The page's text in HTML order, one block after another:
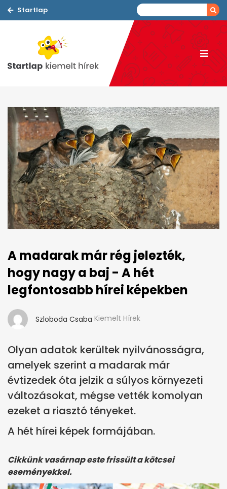
Startlap
A madarak már rég jelezték,
hogy nagy a baj - A hét
legfontosabb hírei képekben
Szloboda Csaba Kiemelt Hírek
Olyan adatok kerültek nyilvánosságra,
amelyek szerint a madarak már
évtizedek óta jelzik a súlyos környezeti
változásokat, mégse vették komolyan
ezeket a riasztó tényeket.
A hét hírei képek formájában.
Cikkünk vasárnap este frissült a kötcsei
eseményekkel.